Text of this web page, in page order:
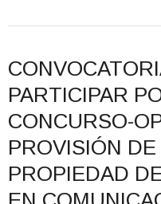
PARTICIPAR
CONCURSO-
PROVISIÓN
PROPIEDAD